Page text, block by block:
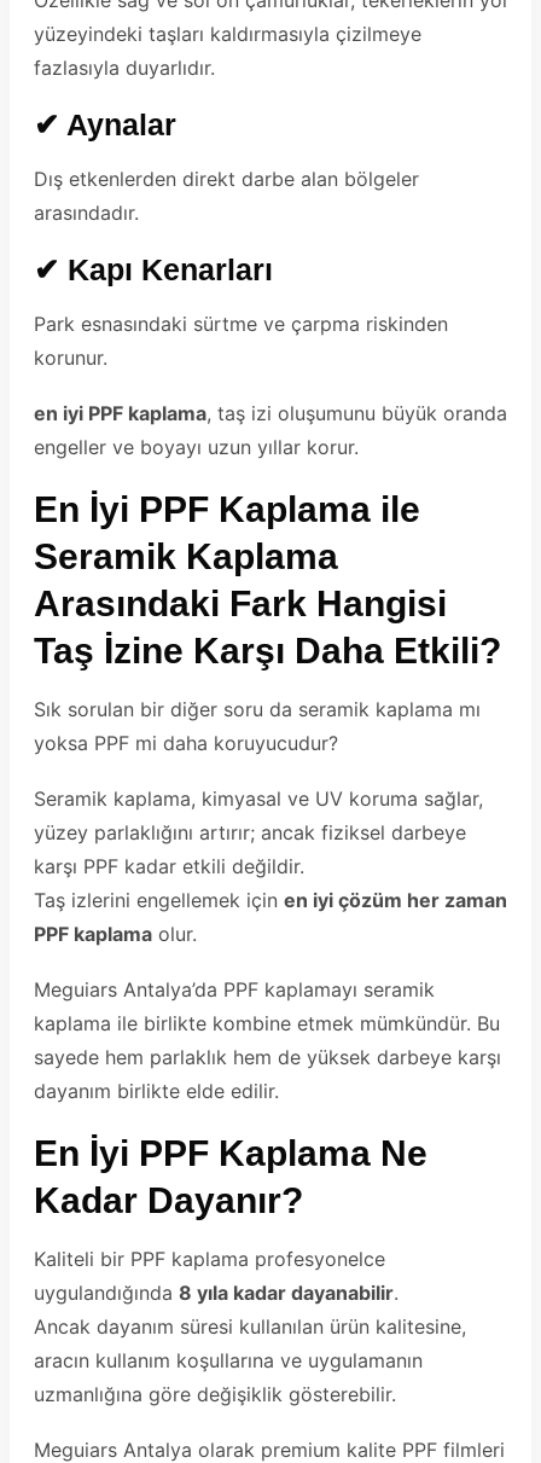
yüzeyindeki taşları kaldırmasıyla çizilmeye
fazlasıyla duyarlıdır.
✔ Aynalar
Dış etkenlerden direkt darbe alan bölgeler
arasındadır.
✔ Kapı Kenarları
Park esnasındaki sürtme ve çarpma riskinden
korunur.
en iyi PPF kaplama, taş izi oluşumunu büyük oranda
engeller ve boyayı uzun yıllar korur.
En İyi PPF Kaplama ile
Seramik Kaplama
Arasındaki Fark Hangisi
Taş İzine Karşı Daha Etkili?
Sık sorulan bir diğer soru da seramik kaplama mı
yoksa PPF mi daha koruyucudur?
Seramik kaplama, kimyasal ve UV koruma sağlar,
yüzey parlaklığını artırır; ancak fiziksel darbeye
karşı PPF kadar etkili değildir.
Taş izlerini engellemek için en iyi çözüm her zaman
PPF kaplama olur.
Meguiars Antalya’da PPF kaplamayı seramik
kaplama ile birlikte kombine etmek mümkündür. Bu
sayede hem parlaklık hem de yüksek darbeye karşı
dayanım birlikte elde edilir.
En İyi PPF Kaplama Ne
Kadar Dayanır?
Kaliteli bir PPF kaplama profesyonelce
uygulandığında 8 yıla kadar dayanabilir.
Ancak dayanım süresi kullanılan ürün kalitesine,
aracın kullanım koşullarına ve uygulamanın
uzmanlığına göre değişiklik gösterebilir.
Meguiars Antalya olarak premium kalite PPF filmleri